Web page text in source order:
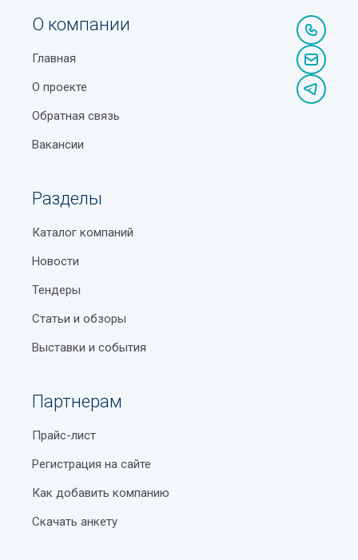
О компании
Главная
О проекте
Обратная связь
Вакансии
Разделы
Каталог компаний
Новости
Тендеры
Статьи и обзоры
Выставки и события
Партнерам
Прайс-лист
Регистрация на сайте
Как добавить компанию
Скачать анкету